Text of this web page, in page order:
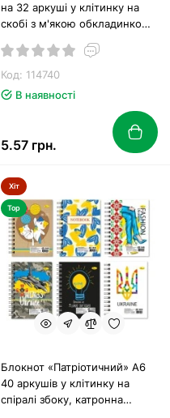
на 32 аркуші у клітинку на
скобі з м'якою обкладинкою
Код: 114740
В наявності
5.57 грн.
Хіт
Top
Блокнот «Патріотичний» А6
40 аркушів у клітинку на
спіралі збоку, катронна